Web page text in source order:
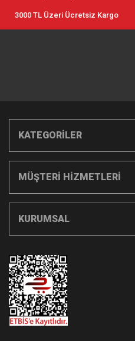
3000 TL Üzeri Ücretsiz Kargo
KATEGORİLER
MÜŞTERİ HİZMETLERİ
KURUMSAL